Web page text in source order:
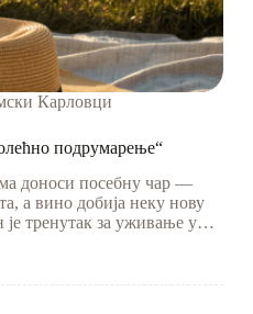
Карловци
подрумарење“
доноси посебну чар —
а вино добија неку нову
је тренутак за уживање у…